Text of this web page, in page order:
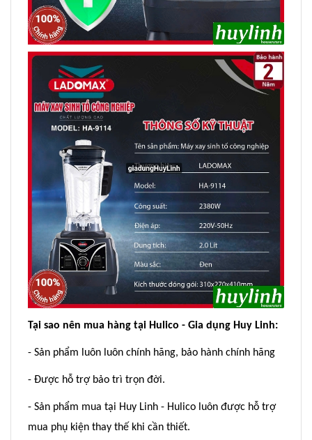
Tại sao nên mua hàng tại Hulico - Gia dụng Huy Linh:
- Sản phẩm luôn luôn chính hãng, bảo hành chính hãng
- Được hỗ trợ bảo trì trọn đời.
- Sản phẩm mua tại Huy Linh - Hulico luôn được hỗ trợ
mua phụ kiện thay thế khi cần thiết.